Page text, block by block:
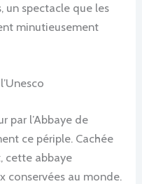
un spectacle que les
minutieusement
par l’Abbaye de
ce périple. Cachée
cette abbaye
conservées au monde.